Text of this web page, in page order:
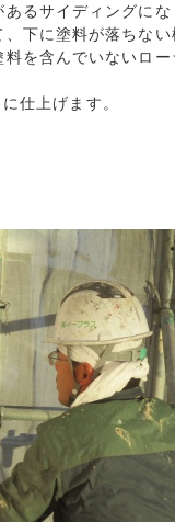
るサイディングにな
下に塗料が落ちない
を含んでいないロー
仕上げます。